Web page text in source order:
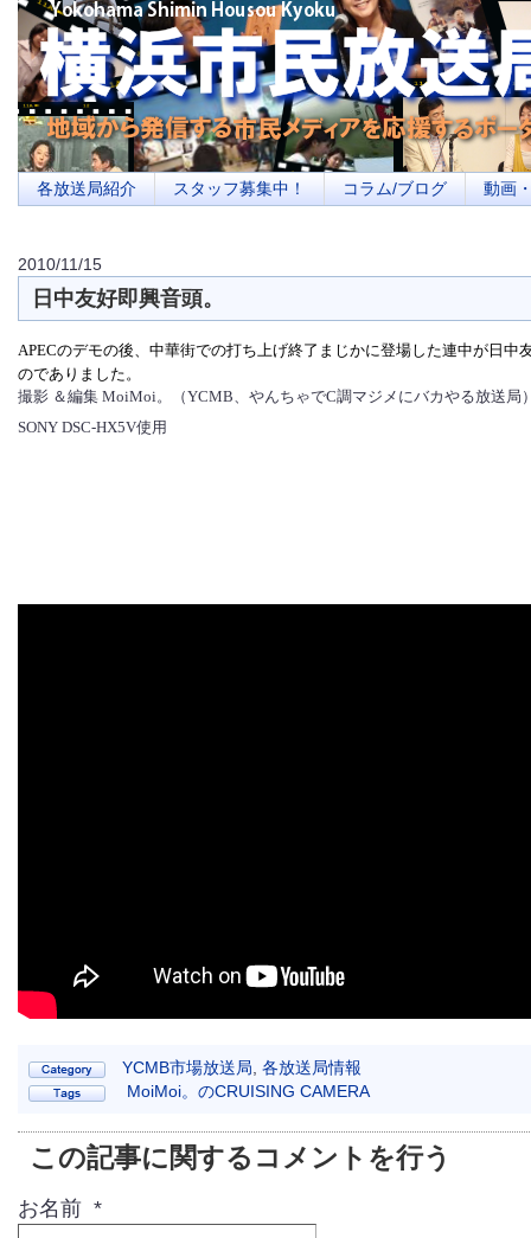
横浜の地域メディア、地域・市民・放送局・メディアを応援するポータルサ
を目指します
各放送局紹介 スタッフ募集中！ コラム/ブログ 動画
2010/11/15
日中友好即興音頭。
APECのデモの後、中華街での打ち上げ終了まじかに登場した連中が日中
のでありました。
撮影 ＆編集 MoiMoi。（YCMB、やんちゃでC調マジメにバカやる放送局
SONY DSC-HX5V使用
YCMB市場放送局, 各放送局情報
MoiMoi。のCRUISING CAMERA
この記事に関するコメントを行う
お名前 *